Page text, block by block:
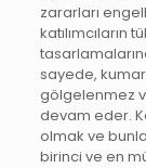
zararları
sayede, kumar
gölgelenmez
devam eder.
olmak ve
birinci ve en